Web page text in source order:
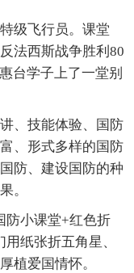
级飞行员。课堂
法西斯战争胜利80
台学子上了一堂别
、技能体验、国防
、形式多样的国防
防、建设国防的种
。
小课堂+红色折
纸张折五角星、
植爱国情怀。